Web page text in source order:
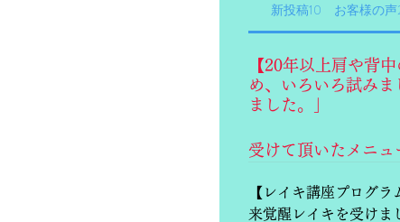
新投稿10 お客様の声
【20年以上肩や背
め、いろいろ試み
ました。」
受けて頂いたメニュ
【レイキ講座プログ
来覚醒レイキを受けま